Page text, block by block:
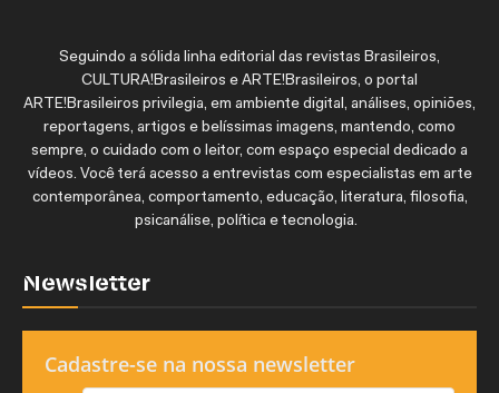
Seguindo a sólida linha editorial das revistas Brasileiros,
CULTURA!Brasileiros e ARTE!Brasileiros, o portal
ARTE!Brasileiros privilegia, em ambiente digital, análises, opiniões,
reportagens, artigos e belíssimas imagens, mantendo, como
sempre, o cuidado com o leitor, com espaço especial dedicado a
vídeos. Você terá acesso a entrevistas com especialistas em arte
contemporânea, comportamento, educação, literatura, filosofia,
psicanálise, política e tecnologia.
Newsletter
Cadastre-se na nossa newsletter